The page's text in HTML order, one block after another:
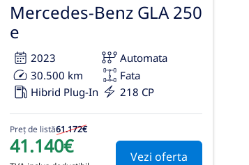
Mercedes-Benz GLA 250
e
2023
Automata
30.500 km
Fata
Hibrid Plug-In
218 CP
Preț de listă61.172€
41.140€ Vezi oferta